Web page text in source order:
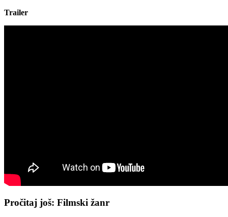
Trailer
Pročitaj još: Filmski žanr